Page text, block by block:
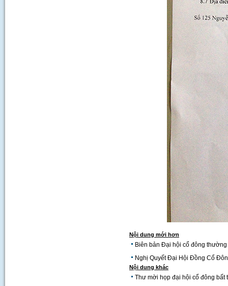
Nội dung mới hơn
Biên bản Đại hội cổ đông
Nghị Quyết Đại Hội Đồng Cổ
Nội dung khác
Thư mời họp đại hội cổ đông bất